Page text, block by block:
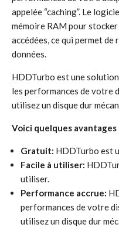
appelée “caching”. Le
mémoire RAM pour
accédées, ce qui permet de
données.
HDDTurbo est une
les performances de votre
utilisez un disque dur
Voici quelques avantages
Gratuit: HDDTurbo est
Facile à utiliser:
utiliser.
Performance accrue:
performances de votre
utilisez un disque dur